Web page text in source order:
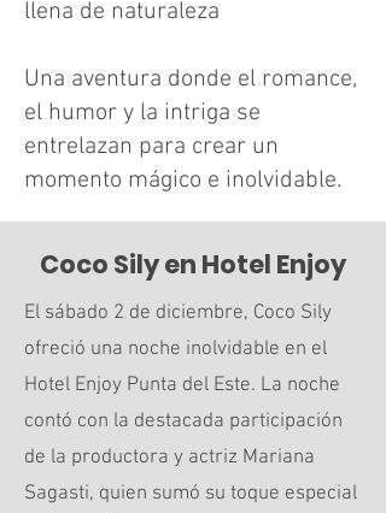
llena de naturaleza
Una aventura donde el romance,
el humor y la intriga se
entrelazan para crear un
momento mágico e inolvidable.
Coco Sily en Hotel Enjoy
El sábado 2 de diciembre, Coco Sily
ofreció una noche inolvidable en el
Hotel Enjoy Punta del Este. La noche
contó con la destacada participación
de la productora y actriz Mariana
Sagasti, quien sumó su toque especial